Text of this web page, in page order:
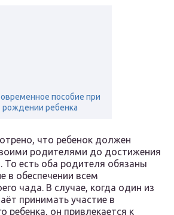
пособие при
рождении ребенка
что ребенок должен
родителями до достижения
То есть оба родителя обязаны
в обеспечении всем
чада. В случае, когда один из
принимать участие в
ребенка, он привлекается к